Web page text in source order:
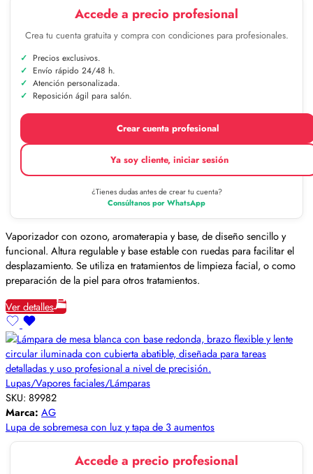
Accede a precio profesional
Crea tu cuenta gratuita y compra con condiciones para profesionales.
Precios exclusivos.
Envío rápido 24/48 h.
Atención personalizada.
Reposición ágil para salón.
Crear cuenta profesional
Ya soy cliente, iniciar sesión
¿Tienes dudas antes de crear tu cuenta?
Consúltanos por WhatsApp
Vaporizador con ozono, aromaterapia y base, de diseño sencillo y
funcional. Altura regulable y base estable con ruedas para facilitar el
desplazamiento. Se utiliza en tratamientos de limpieza facial, o como
preparación de la piel para otros tratamientos.
Ver detalles
Lupas/Vapores faciales/Lámparas
SKU: 89982
Marca: AG
Lupa de sobremesa con luz y tapa de 3 aumentos
Accede a precio profesional